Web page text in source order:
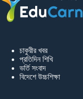
চাকুরীর খবর
প্রতিদিন শিখি
ভর্তি সংবাদ
বিদেশে উচ্চশিক্ষা